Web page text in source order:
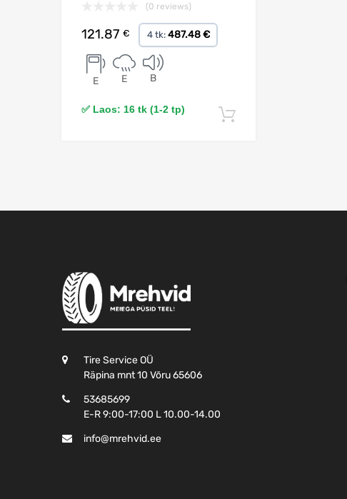
(0 reviews)
121.87 € 4 tk: 487.48 €
E E B
✅ Laos: 16 tk (1-2 tp)
Tire Service OÜ
Räpina mnt 10 Võru 65606
53685699
E-R 9:00-17:00 L 10.00-14.00
info@mrehvid.ee